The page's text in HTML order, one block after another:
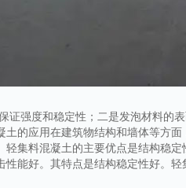
证强度和稳定性；二是发泡材料的
的应用在建筑物结构和墙体等方
集料混凝土的主要优点是结构稳
能好。其特点是结构稳定性好。